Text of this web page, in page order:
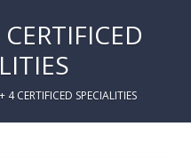
4 CERTIFICED SPECIALITIES